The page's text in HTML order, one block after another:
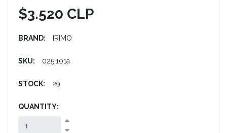
$3.520 CLP
BRAND: IRIMO
SKU: 025.101a
STOCK: 29
QUANTITY: